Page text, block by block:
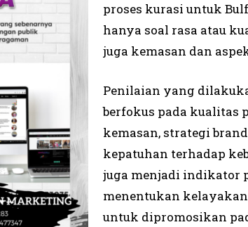
proses kurasi untuk
hanya soal rasa atau
juga kemasan dan
Penilaian yang
berfokus pada kualitas
kemasan, strategi
kepatuhan terhadap
juga menjadi indikator
menentukan
untuk dipromosikan